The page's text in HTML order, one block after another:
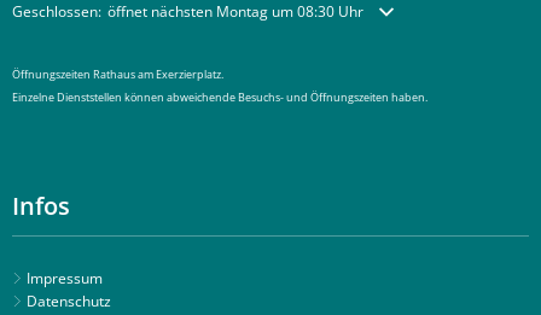
Klicken, um weitere Öffnungs- oder Schließzeiten auszublenden
Geschlossen: öffnet nächsten Montag um 08:30 Uhr
Öffnungszeiten Rathaus am Exerzierplatz.
Einzelne Dienststellen können abweichende Besuchs- und Öffnungszeiten haben.
Infos
Impressum
Datenschutz